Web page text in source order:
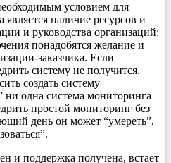
условием для
наличие ресурсов и
и руководства организаций:
понадобятся желание и
заказчика. Если
систему не получится.
создать систему
ни одна система мониторинга
простой мониторинг без
день он может “умереть”,
и поддержка получена, встает